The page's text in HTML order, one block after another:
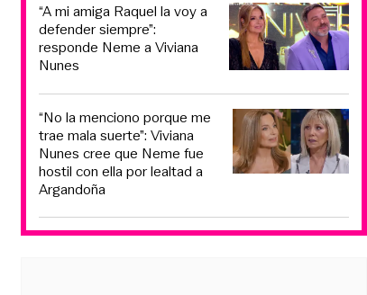
“A mi amiga Raquel la voy a
defender siempre”:
responde Neme a Viviana
Nunes
“No la menciono porque me
trae mala suerte”: Viviana
Nunes cree que Neme fue
hostil con ella por lealtad a
Argandoña